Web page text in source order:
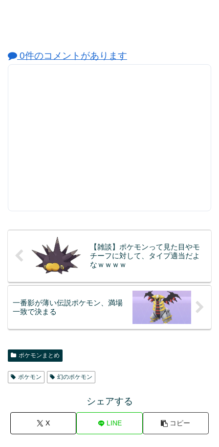
0件のコメントがあります
【雑談】ポケモンって見た目やモ
チーフに対して、タイプ適当だよ
なｗｗｗｗ
一番影が薄い伝説ポケモン、満場
一致で決まる
ポケモンまとめ
ポケモン 幻のポケモン
シェアする
X LINE コピー